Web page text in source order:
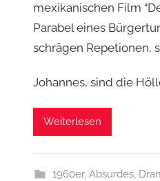
mexikanischen Film
Parabel eines
schrägen Repetionen,
Johannes, sind die
Weiterlesen
1960er, Absurdes,